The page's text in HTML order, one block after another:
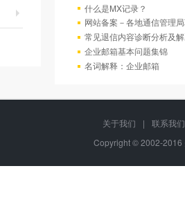
什么是MX记录？
网站备案－各地通信管理
常见退信内容诊断分析及
企业邮箱基本问题集锦
名词解释：企业邮箱
关于我们 |
联系我们
Copyright © 2002-